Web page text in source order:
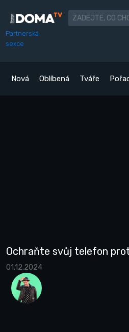
Partnerská
sekce
Nová Oblíbená Tváře
Ochraňte svůj telefon
01.12.2024